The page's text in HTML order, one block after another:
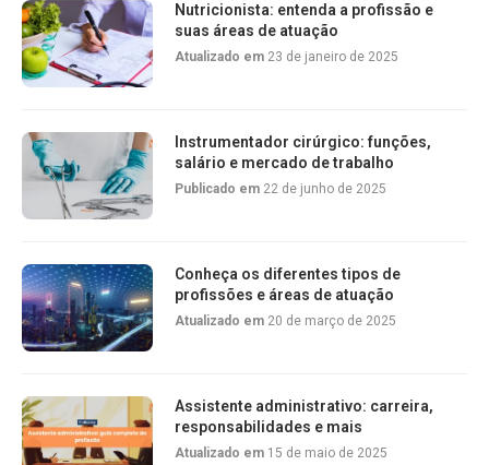
Nutricionista: entenda a profissão e
suas áreas de atuação
Atualizado em 23 de janeiro de 2025
Instrumentador cirúrgico: funções,
salário e mercado de trabalho
Publicado em 22 de junho de 2025
Conheça os diferentes tipos de
profissões e áreas de atuação
Atualizado em 20 de março de 2025
Assistente administrativo: carreira,
responsabilidades e mais
Atualizado em 15 de maio de 2025